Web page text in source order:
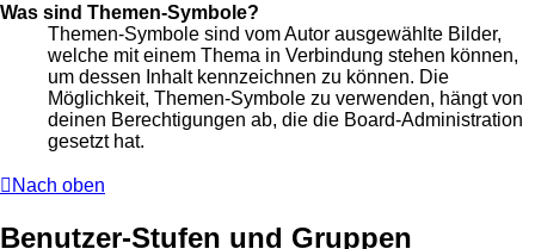
Was sind Themen-Symbole?
Themen-Symbole sind vom Autor ausgewählte Bilder,
welche mit einem Thema in Verbindung stehen können,
um dessen Inhalt kennzeichnen zu können. Die
Möglichkeit, Themen-Symbole zu verwenden, hängt von
deinen Berechtigungen ab, die die Board-Administration
gesetzt hat.
Nach oben
Benutzer-Stufen und Gruppen